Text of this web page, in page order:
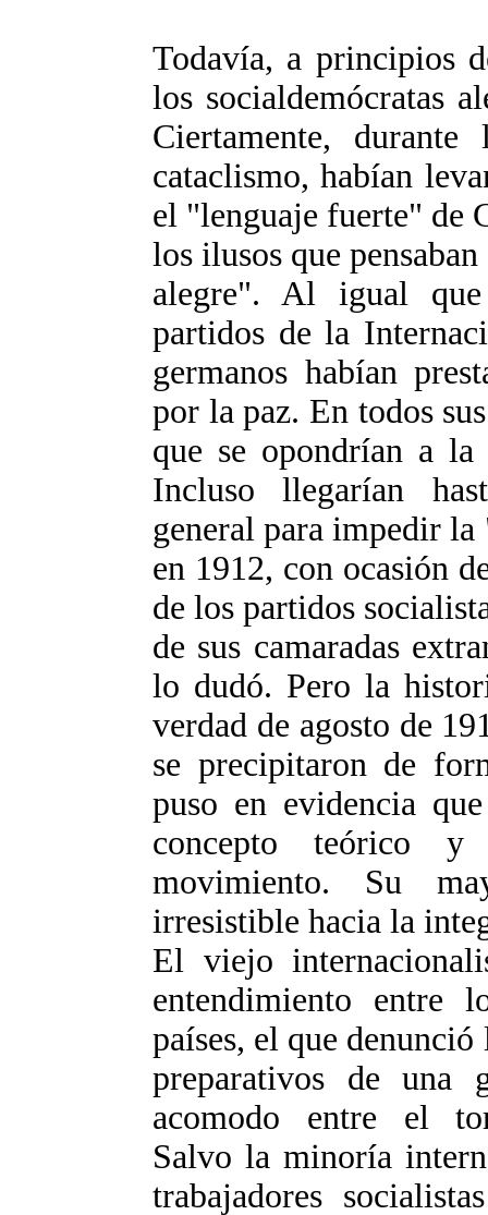
Todavía, a principios
los socialdemócratas
Ciertamente,
cataclismo, habían
el "lenguaje fuerte" de
los ilusos que
alegre". Al igual que
partidos de la
germanos habían
por la paz. En todos
que se opondrían a la
Incluso llegarían
general para impedir
en 1912, con ocasión
de los partidos
de sus camaradas
lo dudó. Pero la
verdad de agosto de
se precipitaron de
puso en evidencia
concepto teórico
movimiento. Su
irresistible hacia la
El viejo
entendimiento entre
países, el que
preparativos de una
acomodo entre el
Salvo la minoría
trabajadores